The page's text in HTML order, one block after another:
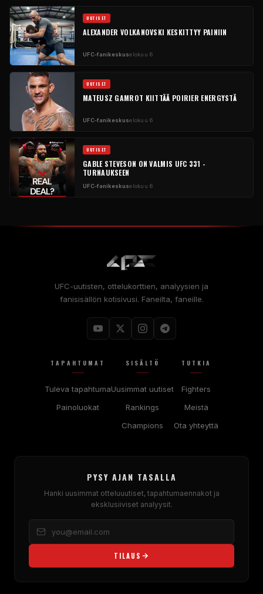
UUTISET
ALEXANDER VOLKANOVSKI KESKITTYY PAINIIN
UFC-fanikeskuselokuu 6
UUTISET
MATEUSZ GAMROT KIITTÄÄ POIRIER ENERGYSTÄ
UFC-fanikeskuselokuu 6
UUTISET
GABLE STEVESON ON VALMIS UFC 331 -
TURNAUKSEEN
UFC-fanikeskuselokuu 6
UFC-uutisten, ottelukorttien, analyysien ja
fanisisällön kotisivusi. Faneilta, faneille.
TAPAHTUMAT
Tuleva tapahtuma
Painoluokat
SISÄLTÖ
Uusimmat uutiset
Rankings
Champions
TUTKIA
Fighters
Meistä
Ota yhteyttä
PYSY AJAN TASALLA
Hanki uusimmat otteluuutiset, tapahtumaennakot ja
eksklusiiviset analyysit.
TILAUS